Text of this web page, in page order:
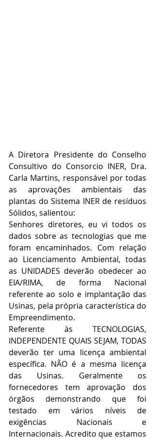
A Diretora Presidente do Conselho
Consultivo do Consorcio INER, Dra.
Carla Martins, responsável por todas
as aprovações ambientais das
plantas do Sistema INER de resíduos
Sólidos, salientou:
Senhores diretores, eu vi todos os
dados sobre as tecnologias que me
foram encaminhados. Com relação
ao Licenciamento Ambiental, todas
as UNIDADES deverão obedecer ao
EIA/RIMA, de forma Nacional
referente ao solo e implantação das
Usinas, pela própria característica do
Empreendimento.
Referente às TECNOLOGIAS,
INDEPENDENTE QUAIS SEJAM, TODAS
deverão ter uma licença ambiental
específica. NÃO é a mesma licença
das Usinas. Geralmente os
fornecedores tem aprovação dos
órgãos demonstrando que foi
testado em vários níveis de
exigências Nacionais e
Internacionais. Acredito que estamos